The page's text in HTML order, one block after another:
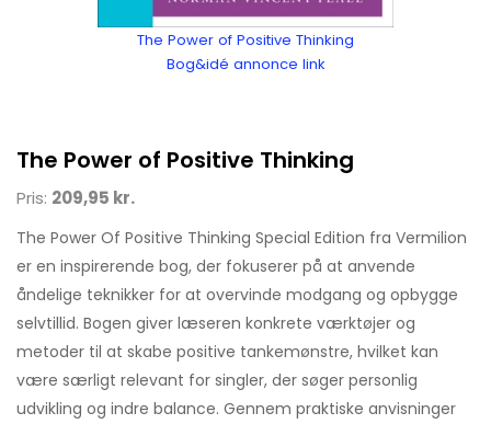
The Power of Positive Thinking
Bog&idé annonce link
The Power of Positive Thinking
Pris: 209,95 kr.
The Power Of Positive Thinking Special Edition fra Vermilion
er en inspirerende bog, der fokuserer på at anvende
åndelige teknikker for at overvinde modgang og opbygge
selvtillid. Bogen giver læseren konkrete værktøjer og
metoder til at skabe positive tankemønstre, hvilket kan
være særligt relevant for singler, der søger personlig
udvikling og indre balance. Gennem praktiske anvisninger